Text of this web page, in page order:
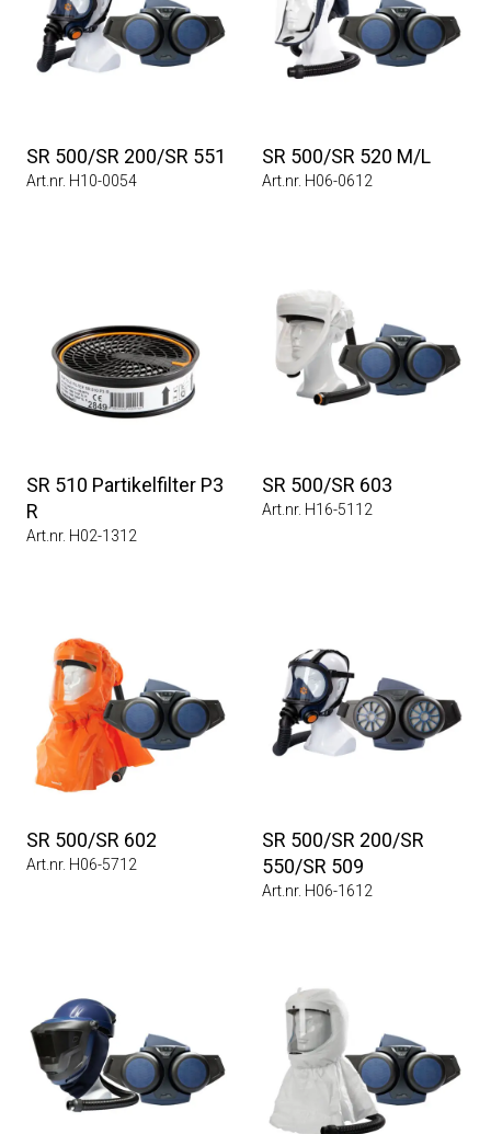
SR 500/SR 200/SR 551
Art.nr. H10-0054
SR 500/SR 520 M/L
Art.nr. H06-0612
SR 510 Partikelfilter P3
R
Art.nr. H02-1312
SR 500/SR 603
Art.nr. H16-5112
SR 500/SR 602
Art.nr. H06-5712
SR 500/SR 200/SR
550/SR 509
Art.nr. H06-1612